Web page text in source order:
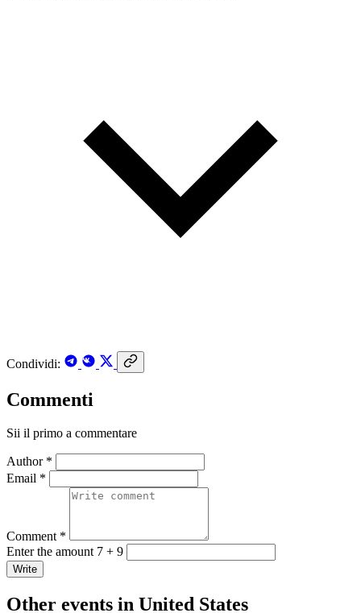
Condividi:
Commenti
Sii il primo a commentare
Author *
Email *
Comment *
Enter the amount 7 + 9
Write
Other events in United States